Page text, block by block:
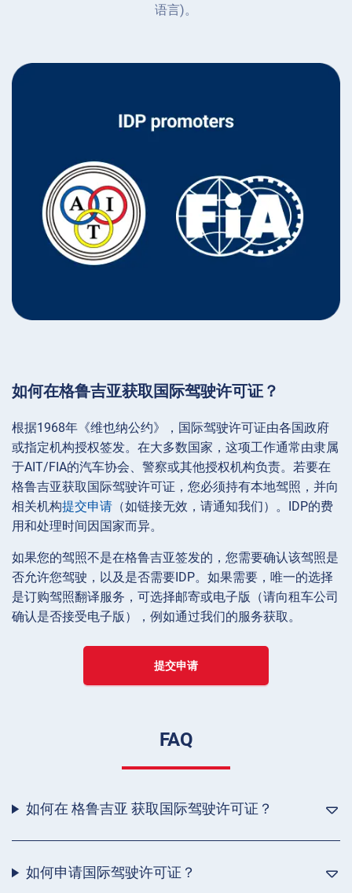
语言)。
如何在格鲁吉亚获取国际驾驶许可证？
根据1968年《维也纳公约》，国际驾驶许可证由各国政府
或指定机构授权签发。在大多数国家，这项工作通常由隶属
于AIT/FIA的汽车协会、警察或其他授权机构负责。若要在
格鲁吉亚获取国际驾驶许可证，您必须持有本地驾照，并向
相关机构提交申请 （如链接无效，请通知我们）。IDP的费
用和处理时间因国家而异。
如果您的驾照不是在格鲁吉亚签发的，您需要确认该驾照是
否允许您驾驶，以及是否需要IDP。如果需要，唯一的选择
是订购驾照翻译服务，可选择邮寄或电子版（请向租车公司
确认是否接受电子版），例如通过我们的服务获取。
提交申请
FAQ
如何在 格鲁吉亚 获取国际驾驶许可证？
如何申请国际驾驶许可证？